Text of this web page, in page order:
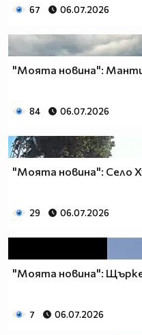
67 06.07.2026
"Моята новина":
84 06.07.2026
"Моята новина": Село
29 06.07.2026
"Моята новина":
7 06.07.2026